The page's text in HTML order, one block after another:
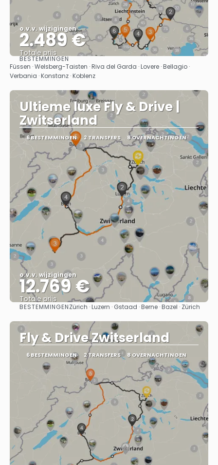
o.v.v. wijzigingen
2.489 €
Totale prijs
Bekijk
BESTEMMINGEN
Füssen · Welsberg-Taisten · Riva del Garda · Lovere · Bellagio ·
Verbania · Konstanz · Koblenz
Ultieme luxe Fly & Drive |
Zwitserland
6 BESTEMMINGEN 2 TRANSFERS 8 OVERNACHTINGEN
o.v.v. wijzigingen
12.769 €
Totale prijs
Bekijk
BESTEMMINGENZürich · Luzern · Gstaad · Berne · Bazel · Zürich
Fly & Drive Zwitserland
6 BESTEMMINGEN 2 TRANSFERS 8 OVERNACHTINGEN